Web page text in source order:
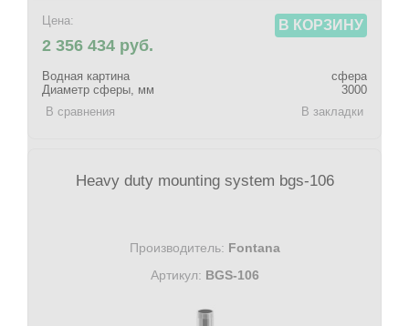
Цена:
2 356 434 руб.
В КОРЗИНУ
Водная картина
сфера
Диаметр сферы, мм
3000
В сравнения
В закладки
Heavy duty mounting system bgs-106
Производитель: Fontana
Артикул: BGS-106